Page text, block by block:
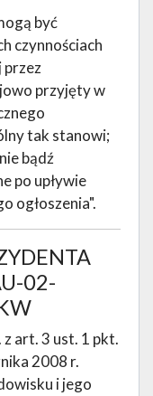
być
czynnościach
przez
przyjęty w
tak stanowi;
bądź
po upływie
ogłoszenia".
02-
art. 3 ust. 1 pkt.
2008 r.
i jego